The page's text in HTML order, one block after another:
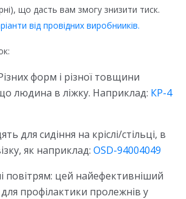
що дасть вам змогу знизити тиск.
від провідних виробнииків.
форм і різної товщини
людина в ліжку. Наприклад: КР-4
для сидіння на кріслі/стільці, в
як наприклад: OSD-94004049
повітрям: цей найефективніший
профілактики пролежнів у